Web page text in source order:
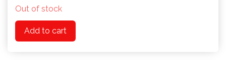
Out of stock
Add to cart